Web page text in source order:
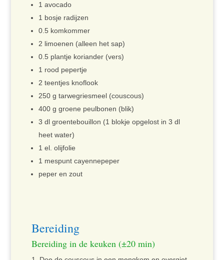
1 avocado
1 bosje radijzen
0.5 komkommer
2 limoenen (alleen het sap)
0.5 plantje koriander (vers)
1 rood pepertje
2 teentjes knoflook
250 g tarwegriesmeel (couscous)
400 g groene peulbonen (blik)
3 dl groentebouillon (1 blokje opgelost in 3 dl
heet water)
1 el. olijfolie
1 mespunt cayennepeper
peper en zout
Bereiding
Bereiding in de keuken (±20 min)